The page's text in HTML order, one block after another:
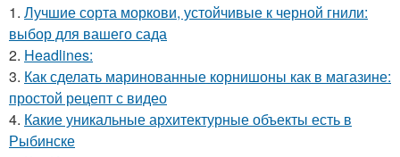
1. Лучшие сорта моркови, устойчивые к черной гнили:
выбор для вашего сада
2. Headlines:
3. Как сделать маринованные корнишоны как в магазине:
простой рецепт с видео
4. Какие уникальные архитектурные объекты есть в
Рыбинске